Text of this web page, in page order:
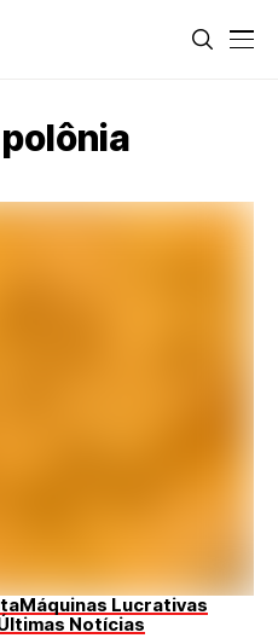
Máquinas Lucrativas
Notícias